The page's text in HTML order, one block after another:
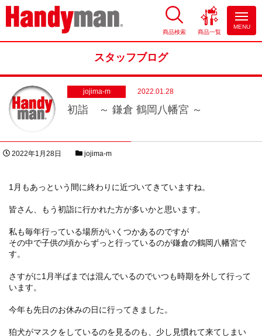
お風呂やキッチンのリフォーム
商品検索 商品一覧
MENU
スタッフブログ
jojima-m 2022.01.28
初詣 ～ 鎌倉 鶴岡八幡宮 ～
投稿日
2022年1月28日
スタッフブログカテゴリー
jojima-m
1月もあっという間に終わりに近づいてきていますね。
皆さん、もう初詣に行かれた方が多いかと思います。
私も毎年行っている場所がいくつかあるのですが
その中で子供の頃からずっと行っているのが鎌倉の鶴岡八幡宮で
す。
さすがに1月半ばまでは混んでいるのでいつも時期を外して行って
います。
今年も先日のお休みの日に行ってきました。
狛犬がマスクをしているのを見るのも、少し見慣れて来てしまい